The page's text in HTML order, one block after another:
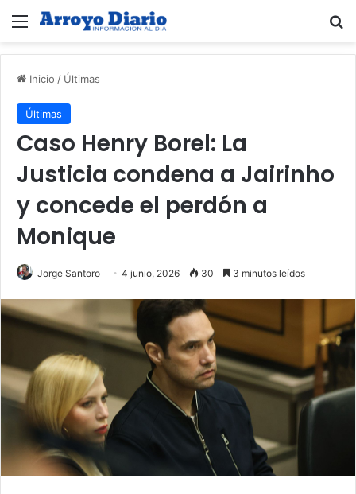
Menú
Inicio / Últimas
Últimas
Caso Henry Borel: La
Justicia condena a Jairinho
y concede el perdón a
Monique
Jorge Santoro 4 junio, 2026 30 3 minutos leídos